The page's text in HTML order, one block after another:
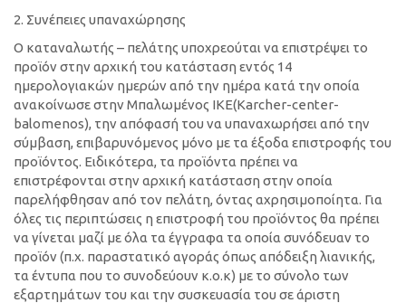
2. Συνέπειες υπαναχώρησης
Ο καταναλωτής – πελάτης υποχρεούται να επιστρέψει το
προϊόν στην αρχική του κατάσταση εντός 14
ημερολογιακών ημερών από την ημέρα κατά την οποία
ανακοίνωσε στην Μπαλωμένος ΙΚΕ(Κarcher-center-
balomenos), την απόφασή του να υπαναχωρήσει από την
σύμβαση, επιβαρυνόμενος μόνο με τα έξοδα επιστροφής του
προϊόντος. Ειδικότερα, τα προϊόντα πρέπει να
επιστρέφονται στην αρχική κατάσταση στην οποία
παρελήφθησαν από τον πελάτη, όντας αχρησιμοποίητα. Για
όλες τις περιπτώσεις η επιστροφή του προϊόντος θα πρέπει
να γίνεται μαζί με όλα τα έγγραφα τα οποία συνόδευαν το
προϊόν (π.χ. παραστατικό αγοράς όπως απόδειξη λιανικής,
τα έντυπα που το συνοδεύουν κ.ο.κ) με το σύνολο των
εξαρτημάτων του και την συσκευασία του σε άριστη